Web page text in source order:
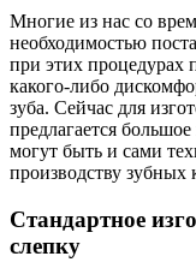
Многие из нас со
необходимостью
при этих процедурах
какого-либо
зуба. Сейчас для
предлагается
могут быть и сами
производству зубных
Стандартное
слепку